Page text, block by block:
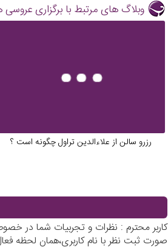
وبلاگ های مرتبط با برگزاری عروسی
رزرو سالن از علاءالدین تراول چگونه است ؟
کاربر محترم : نظرات و تجربیات شما در
صورت ثبت نظر با نام کاربری،همان لحظه